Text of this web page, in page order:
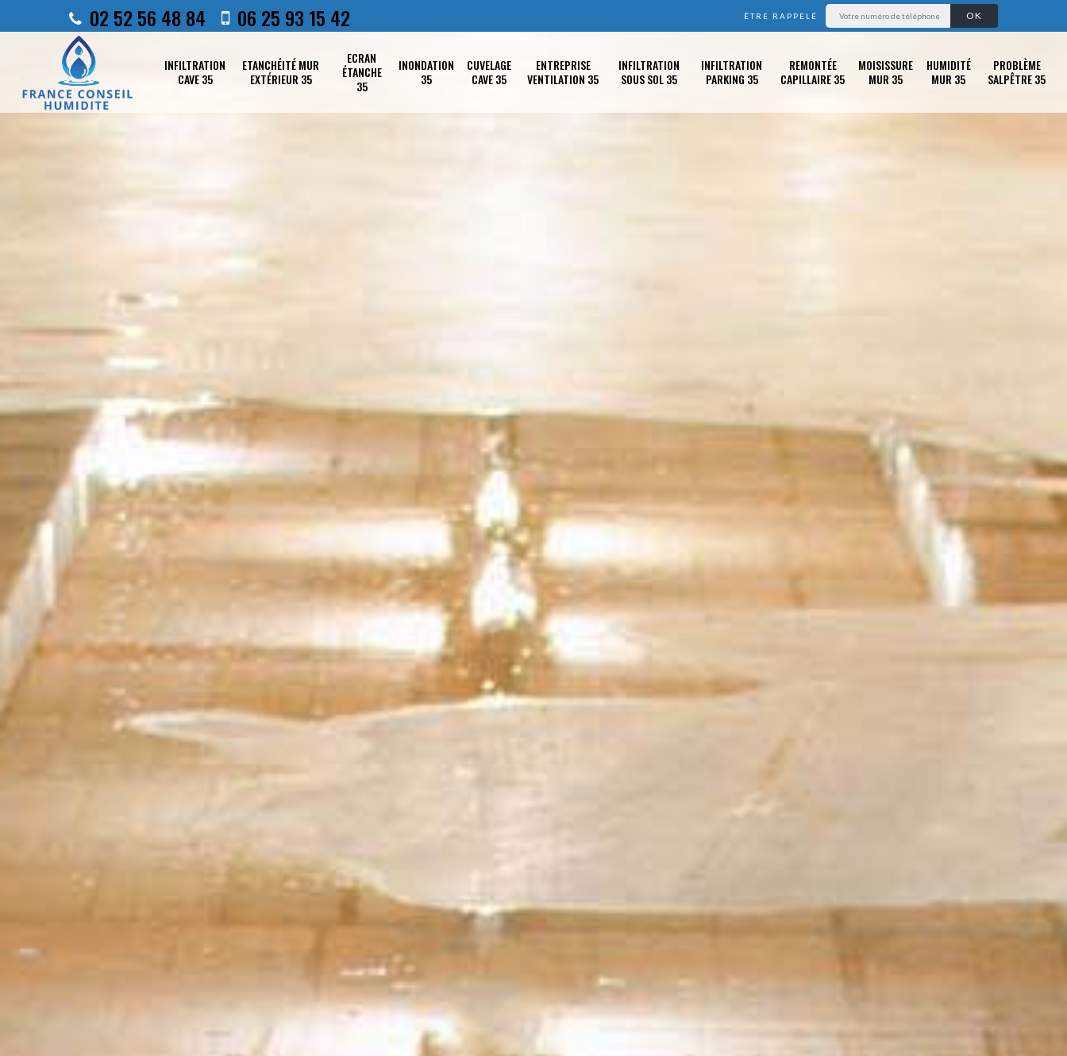
02 52 56 48 84 06 25 93 15 42 ÊTRE RAPPELÉ
INFILTRATION
CAVE 35
ETANCHÉITÉ MUR
EXTÉRIEUR 35
ECRAN
ÉTANCHE
35
INONDATION
35
CUVELAGE
CAVE 35
ENTREPRISE
VENTILATION 35
INFILTRATION
SOUS SOL 35
INFILTRATION
PARKING 35
REMONTÉE
CAPILLAIRE 35
MOISISSURE
MUR 35
HUMIDITÉ
MUR 35
PROBLÈME
SALPÊTRE 35